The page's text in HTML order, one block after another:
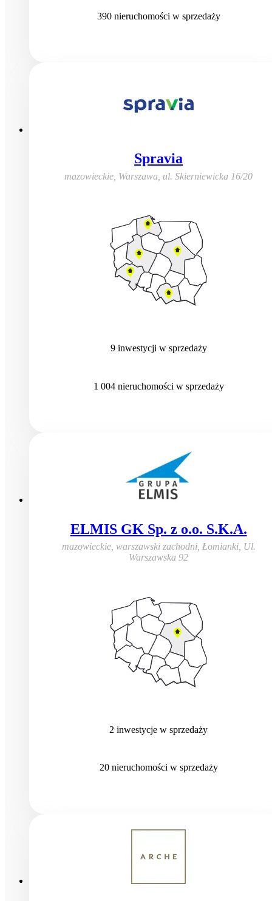
390 nieruchomości w sprzedaży
Spravia
mazowieckie, Warszawa ul. Skierniewicka 16/20
9 inwestycji w sprzedaży
1 004 nieruchomości w sprzedaży
ELMIS GK Sp. z o.o. S.K.A.
mazowieckie, warszawski zachodni, Łomianki, Ul.
Warszawska 92
2 inwestycje w sprzedaży
20 nieruchomości w sprzedaży